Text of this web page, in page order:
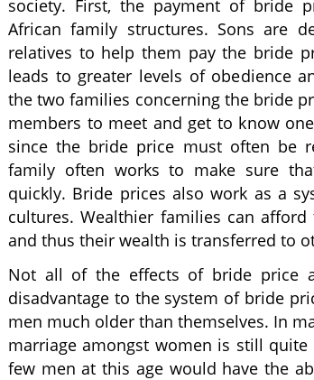
society. First, the payment of bride
African family structures. Sons are
relatives to help them pay the bride
leads to greater levels of obedience
the two families concerning the bride
members to meet and get to know
since the bride price must often be
family often works to make sure
quickly. Bride prices also work as a
cultures. Wealthier families can
and thus their wealth is transferred to
Not all of the effects of bride price
disadvantage to the system of bride
men much older than themselves. In
marriage amongst women is still
few men at this age would have the